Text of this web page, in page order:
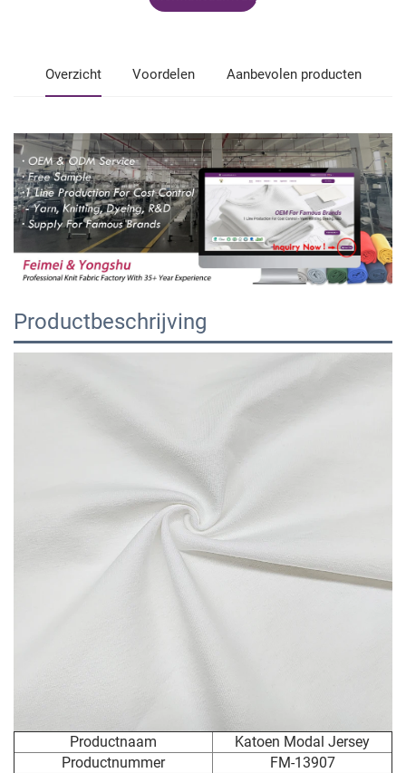
Overzicht Voordelen Aanbevolen producten
Productbeschrijving
Productnaam
Katoen Modal Jersey
Productnummer
FM-13907